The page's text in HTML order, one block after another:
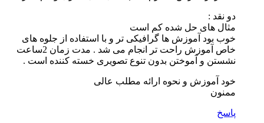
دو نقد :
مثال های حل شده کم است
خوب بود آموزش ها گرافیکی تر و با استفاده از جلوه های
خاص آموزش راحت تر انجام می شد . مدت زمان 2ساعت
نشستن و آموختن بدون تنوع تصویری خسته کننده است .
خود آموزش و نحوه ارائه مطلب عالی
ممنون
پاسخ